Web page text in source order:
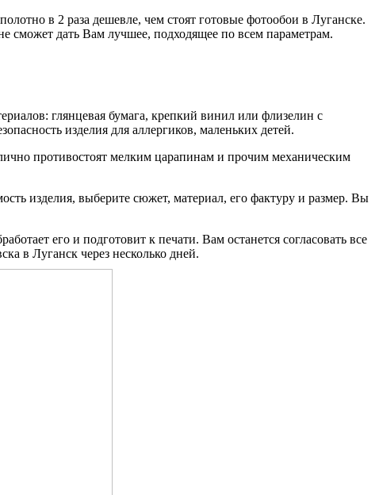
в 2 раза дешевле, чем стоят готовые фотообои в Луганске.
сможет дать Вам лучшее, подходящее по всем параметрам.
глянцевая бумага, крепкий винил или флизелин с
изделия для аллергиков, маленьких детей.
противостоят мелким царапинам и прочим механическим
изделия, выберите сюжет, материал, его фактуру и размер. Вы
его и подготовит к печати. Вам останется согласовать все
в Луганск через несколько дней.